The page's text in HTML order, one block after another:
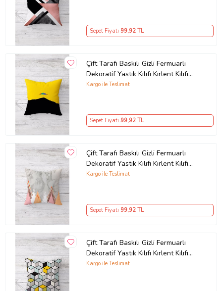
Sepet Fiyatı 99,92 TL
Çift Tarafı Baskılı Gizli Fermuarlı
Dekoratif Yastık Kılıfı Kırlent Kılıfı
Koltuk Yastık Kılıfı (Siyah-Sarı)
Kargo ile Teslimat
Sepet Fiyatı 99,92 TL
Çift Tarafı Baskılı Gizli Fermuarlı
Dekoratif Yastık Kılıfı Kırlent Kılıfı
Koltuk Yastık Kılıfı (Gri)
Kargo ile Teslimat
Sepet Fiyatı 99,92 TL
Çift Tarafı Baskılı Gizli Fermuarlı
Dekoratif Yastık Kılıfı Kırlent Kılıfı
Koltuk Yastık Kılıfı (Gri-Turkuaz)
Kargo ile Teslimat